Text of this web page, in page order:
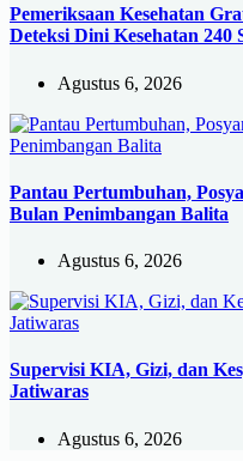
Pemeriksaan Kesehatan
Deteksi Dini Kesehatan 240
Agustus 6, 2026
Pantau Pertumbuhan,
Bulan Penimbangan Balita
Agustus 6, 2026
Supervisi KIA, Gizi, dan
Jatiwaras
Agustus 6, 2026